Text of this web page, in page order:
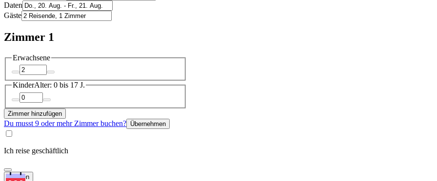
Daten
Gäste
Zimmer 1
Erwachsene
KinderAlter: 0 bis 17 J.
Zimmer hinzufügen
Du musst 9 oder mehr Zimmer buchen? Übernehmen
Ich reise geschäftlich
Suchen